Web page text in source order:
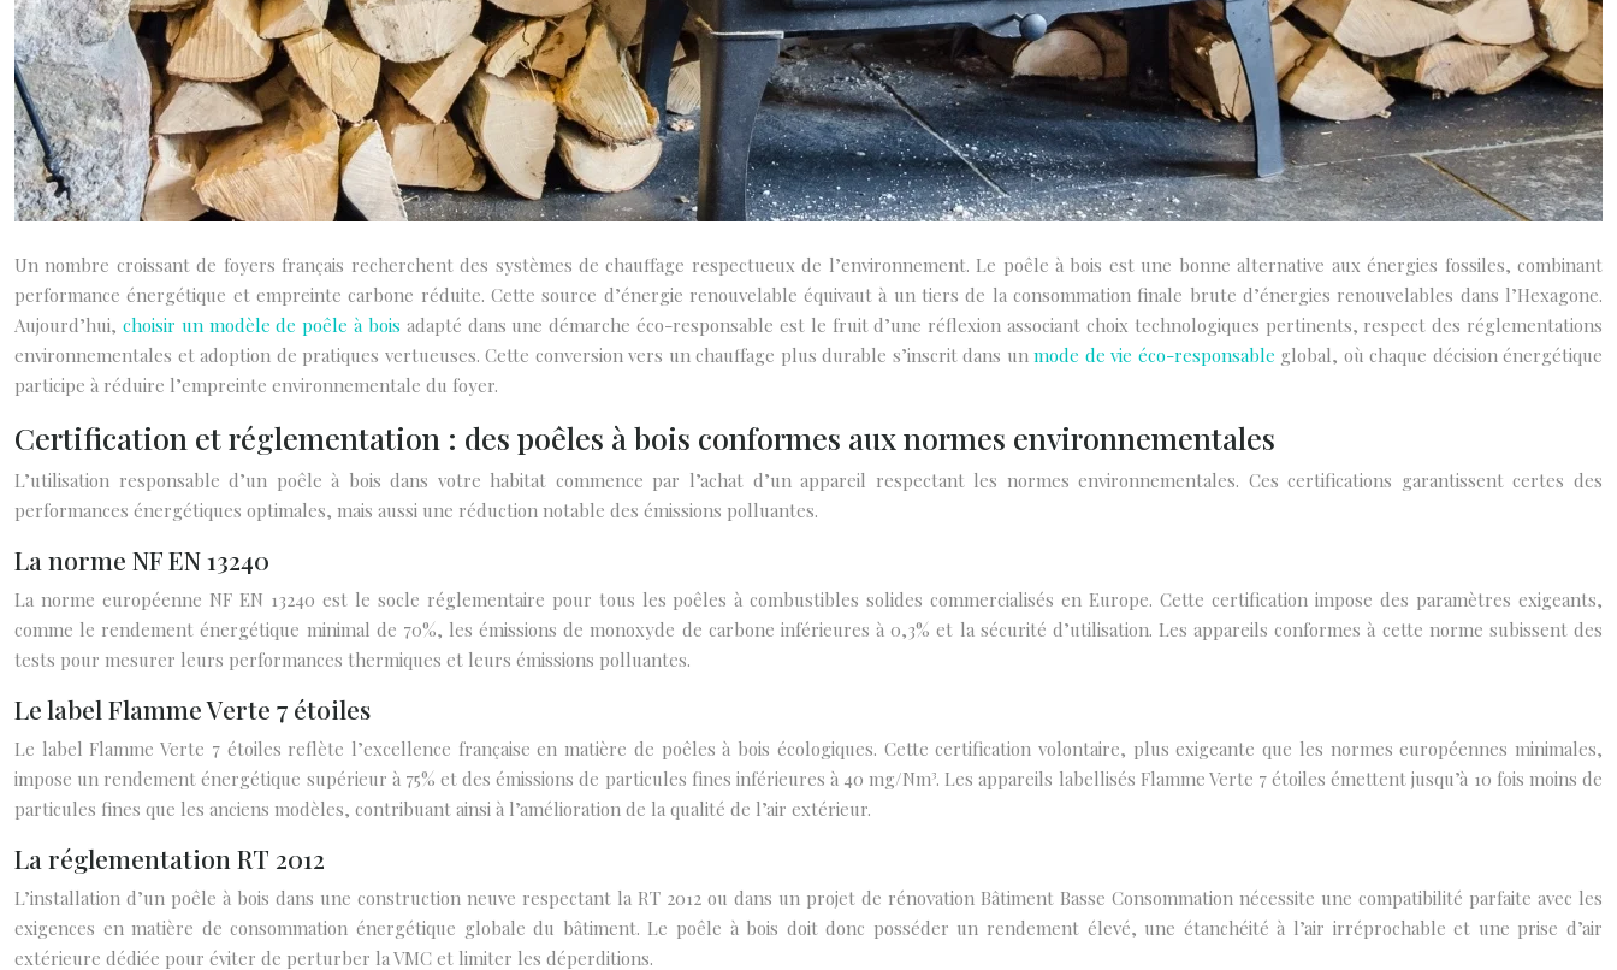
Un nombre croissant de foyers français recherchent des systèmes de chauffage respectueux de l’environnement. Le poêle à bois est une bonne alternative aux énergies fossiles, combinant
performance énergétique et empreinte carbone réduite. Cette source d’énergie renouvelable équivaut à un tiers de la consommation finale brute d’énergies renouvelables dans l’Hexagone.
Aujourd’hui, choisir un modèle de poêle à bois adapté dans une démarche éco-responsable est le fruit d’une réflexion associant choix technologiques pertinents, respect des réglementations
environnementales et adoption de pratiques vertueuses. Cette conversion vers un chauffage plus durable s’inscrit dans un mode de vie éco-responsable global, où chaque décision énergétique
participe à réduire l’empreinte environnementale du foyer.
Certification et réglementation : des poêles à bois conformes aux normes environnementales
L’utilisation responsable d’un poêle à bois dans votre habitat commence par l’achat d’un appareil respectant les normes environnementales. Ces certifications garantissent certes des
performances énergétiques optimales, mais aussi une réduction notable des émissions polluantes.
La norme NF EN 13240
La norme européenne NF EN 13240 est le socle réglementaire pour tous les poêles à combustibles solides commercialisés en Europe. Cette certification impose des paramètres exigeants,
comme le rendement énergétique minimal de 70%, les émissions de monoxyde de carbone inférieures à 0,3% et la sécurité d’utilisation. Les appareils conformes à cette norme subissent des
tests pour mesurer leurs performances thermiques et leurs émissions polluantes.
Le label Flamme Verte 7 étoiles
Le label Flamme Verte 7 étoiles reflète l’excellence française en matière de poêles à bois écologiques. Cette certification volontaire, plus exigeante que les normes européennes minimales,
impose un rendement énergétique supérieur à 75% et des émissions de particules fines inférieures à 40 mg/Nm³. Les appareils labellisés Flamme Verte 7 étoiles émettent jusqu’à 10 fois moins de
particules fines que les anciens modèles, contribuant ainsi à l’amélioration de la qualité de l’air extérieur.
La réglementation RT 2012
L’installation d’un poêle à bois dans une construction neuve respectant la RT 2012 ou dans un projet de rénovation Bâtiment Basse Consommation nécessite une compatibilité parfaite avec les
exigences en matière de consommation énergétique globale du bâtiment. Le poêle à bois doit donc posséder un rendement élevé, une étanchéité à l’air irréprochable et une prise d’air
extérieure dédiée pour éviter de perturber la VMC et limiter les déperditions.